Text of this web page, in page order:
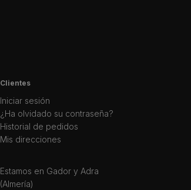
Clientes
Iniciar sesión
¿Ha olvidado su contraseña?
Historial de pedidos
Mis direcciones
Estamos en Gador y Adra
(Almería)